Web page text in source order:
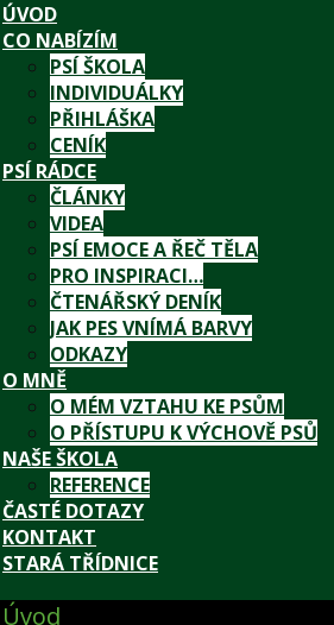
ÚVOD
CO NABÍZÍM
PSÍ ŠKOLA
INDIVIDUÁLKY
PŘIHLÁŠKA
CENÍK
PSÍ RÁDCE
ČLÁNKY
VIDEA
PSÍ EMOCE A ŘEČ TĚLA
PRO INSPIRACI…
ČTENÁŘSKÝ DENÍK
JAK PES VNÍMÁ BARVY
ODKAZY
O MNĚ
O MÉM VZTAHU KE PSŮM
O PŘÍSTUPU K VÝCHOVĚ PSŮ
NAŠE ŠKOLA
REFERENCE
ČASTÉ DOTAZY
KONTAKT
STARÁ TŘÍDNICE
Úvod